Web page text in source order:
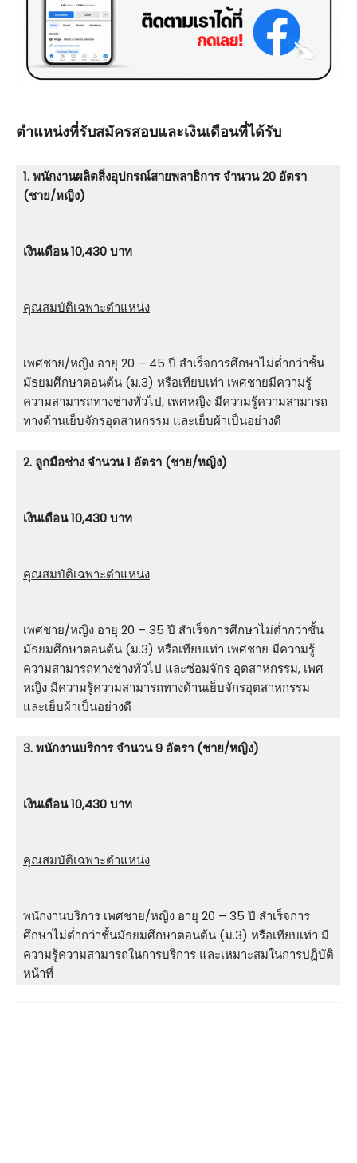
ตําแหน่งที่รับสมัครสอบและเงินเดือนที่ได้รับ
1. พนักงานผลิตสิ่งอุปกรณ์สายพลาธิการ จำนวน 20 อัตรา
(ชาย/หญิง)
เงินเดือน 10,430 บาท
คุณสมบัติเฉพาะตำแหน่ง
เพศชาย/หญิง อายุ 20 – 45 ปี สําเร็จการศึกษาไม่ต่ำกว่าชั้น
มัธยมศึกษาตอนต้น (ม.3) หรือเทียบเท่า เพศชายมีความรู้
ความสามารถทางช่างทั่วไป, เพศหญิง มีความรู้ความสามารถ
ทางด้านเย็บจักรอุตสาหกรรม และเย็บผ้าเป็นอย่างดี
2. ลูกมือช่าง จำนวน 1 อัตรา (ชาย/หญิง)
เงินเดือน 10,430 บาท
คุณสมบัติเฉพาะตำแหน่ง
เพศชาย/หญิง อายุ 20 – 35 ปี สําเร็จการศึกษาไม่ต่ำกว่าชั้น
มัธยมศึกษาตอนต้น (ม.3) หรือเทียบเท่า เพศชาย มีความรู้
ความสามารถทางช่างทั่วไป และซ่อมจักร อุตสาหกรรม, เพศ
หญิง มีความรู้ความสามารถทางด้านเย็บจักรอุตสาหกรรม
และเย็บผ้าเป็นอย่างดี
3. พนักงานบริการ จำนวน 9 อัตรา (ชาย/หญิง)
เงินเดือน 10,430 บาท
คุณสมบัติเฉพาะตำแหน่ง
พนักงานบริการ เพศชาย/หญิง อายุ 20 – 35 ปี สําเร็จการ
ศึกษาไม่ต่ำกว่าชั้นมัธยมศึกษาตอนต้น (ม.3) หรือเทียบเท่า มี
ความรู้ความสามารถในการบริการ และเหมาะสมในการปฏิบัติ
หน้าที่